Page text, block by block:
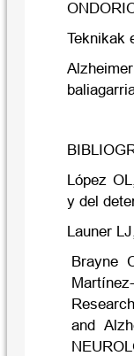
Teknikak
López
y del
Launer
Brayne
and